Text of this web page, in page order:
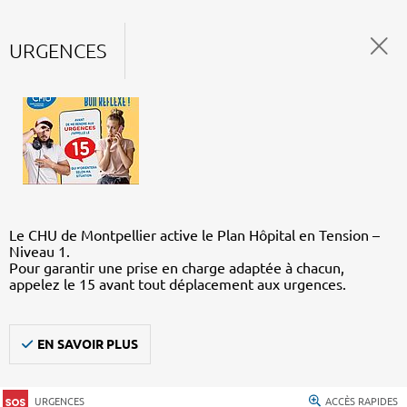
URGENCES
Le CHU de Montpellier active le Plan Hôpital en Tension –
Niveau 1.
Pour garantir une prise en charge adaptée à chacun,
appelez le 15 avant tout déplacement aux urgences.
EN SAVOIR PLUS
URGENCES ACCÈS RAPIDES